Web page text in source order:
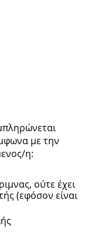
με την
η:
ούτε έχει
(εφόσον είναι